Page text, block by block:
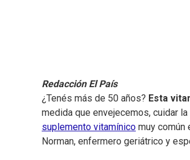
Redacción El País
¿Tenés más de 50 años? Esta
medida que envejecemos, cuidar
suplemento vitamínico muy común
Norman, enfermero geriátrico y